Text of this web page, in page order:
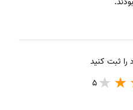
ثبت کنید
5